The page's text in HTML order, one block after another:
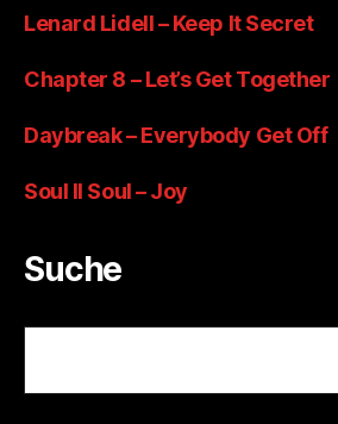
Lenard Lidell – Keep It Secret
Chapter 8 – Let’s Get Together
Daybreak – Everybody Get Off
Soul II Soul – Joy
Suche